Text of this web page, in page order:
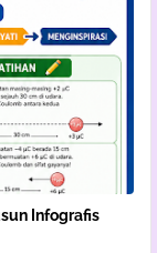
Infografis